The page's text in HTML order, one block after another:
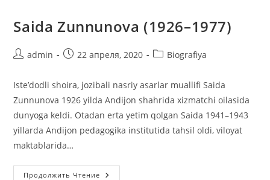
Saida Zunnunova (1926–1977)
Авторadmin
Запись22 апреля, 2020
Рубрика
Biografiya
Isteʼdodli shoira, jozibali nasriy asarlar muallifi Saida
Zunnunova 1926 yilda Andijon shahrida xizmatchi oilasida
dunyoga keldi. Otadan erta yetim qolgan Saida 1941–1943
yillarda Andijon pedagogika institutida tahsil oldi, viloyat
maktablarida…
Продолжить Чтение Saida